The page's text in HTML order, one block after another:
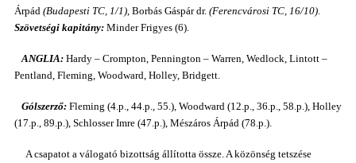
Árpád (Budapesti TC, 1/1), Borbás Gáspár dr. (Ferencvárosi TC, 16/10).
Szövetségi kapitány: Minder Frigyes (6).
ANGLIA: Hardy – Crompton, Pennington – Warren, Wedlock, Lintott –
Pentland, Fleming, Woodward, Holley, Bridgett.
Gólszerző: Fleming (4.p., 44.p., 55.), Woodward (12.p., 36.p., 58.p.), Holley
(17.p., 89.p.), Schlosser Imre (47.p.), Mészáros Árpád (78.p.).
A csapatot a válogató bizottság állította össze. A közönség tetszése